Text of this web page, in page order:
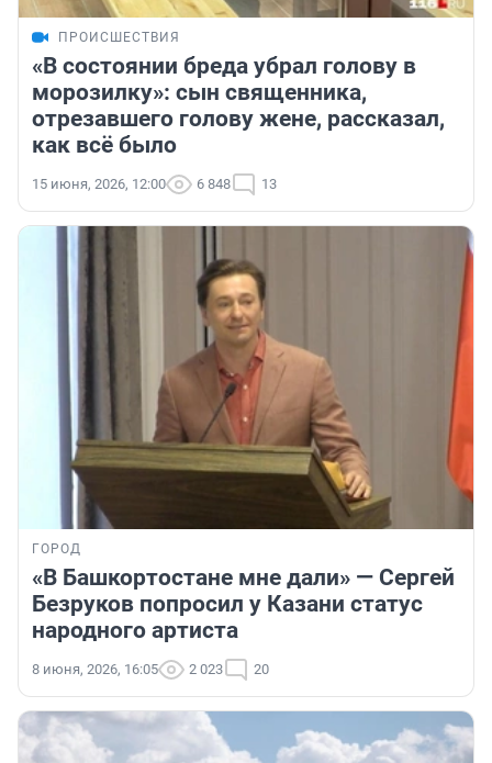
ПРОИСШЕСТВИЯ
«В состоянии бреда убрал голову в
морозилку»: сын священника,
отрезавшего голову жене, рассказал,
как всё было
15 июня, 2026, 12:00 6 848 13
ГОРОД
«В Башкортостане мне дали» — Сергей
Безруков попросил у Казани статус
народного артиста
8 июня, 2026, 16:05 2 023 20